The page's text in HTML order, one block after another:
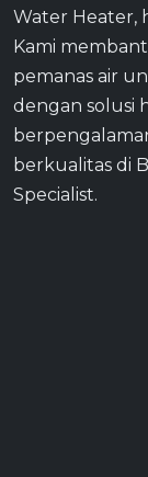
Water Heater,
Kami
pemanas air
dengan solusi
berkualitas di
Specialist.